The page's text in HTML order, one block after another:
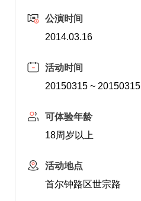
公演时间
2014.03.16
活动时间
20150315 ~ 20150315
可体验年龄
18周岁以上
活动地点
首尔钟路区世宗路